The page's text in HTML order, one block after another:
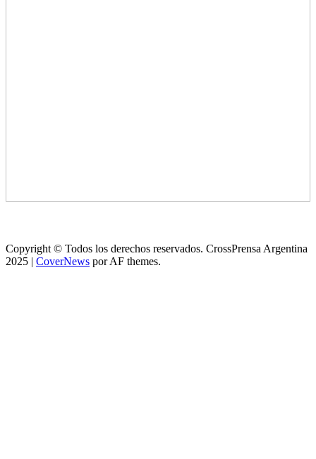
Copyright © Todos los derechos reservados. CrossPrensa Argentina
2025 | CoverNews por AF themes.